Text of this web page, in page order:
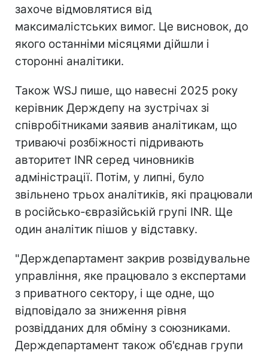
захоче відмовлятися від
максималістських вимог. Це висновок, до
якого останніми місяцями дійшли і
сторонні аналітики.
Також WSJ пише, що навесні 2025 року
керівник Держдепу на зустрічах зі
співробітниками заявив аналітикам, що
триваючі розбіжності підривають
авторитет INR серед чиновників
адміністрації. Потім, у липні, було
звільнено трьох аналітиків, які працювали
в російсько-євразійській групі INR. Ще
один аналітик пішов у відставку.
"Держдепартамент закрив розвідувальне
управління, яке працювало з експертами
з приватного сектору, і ще одне, що
відповідало за зниження рівня
розвідданих для обміну з союзниками.
Держдепартамент також об'єднав групи